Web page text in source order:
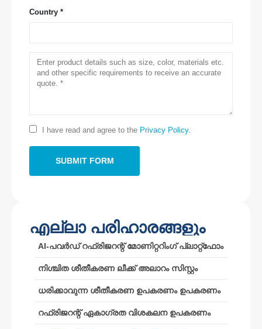
എല്ലാ പരിഹാരങ്ങളും
AI-പവർഡ് റഫ്രിജറന്റ് മോണിറ്ററിംഗ് പ്ലാറ്റ്ഫോം
നിശ്ചിത ശീതീകരണ ലീക്ക് അലാറം സിസ്റ്റം
ധരിക്കാവുന്ന ശീതീകരണ ഉപകരണം ഉപകരണം
റഫ്രിജറന്റ് ഏകാഗ്രത വിശകലന ഉപകരണം
Country *
I have read and agree to the Privacy Policy.
ഞങ്ങളെ സമീപിക്കുക
അഭിസംബോധന ചെയ്യുക
Cece@wiensensor.com
: +8618595618735
വെചാറ്റ്: 18569903598
വാട്ട്സ്ആപ്പ്
ചൂടുള്ള ഉൽപ്പന്നങ്ങൾ
R290 സെൻസർ